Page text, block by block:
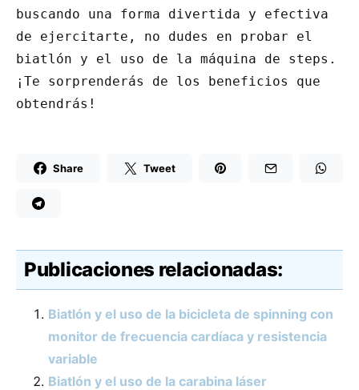
buscando una forma divertida y efectiva
de ejercitarte, no dudes en probar el
biatlón y el uso de la máquina de steps.
¡Te sorprenderás de los beneficios que
obtendrás!
Share Tweet
Publicaciones relacionadas:
Biatlón y el uso de la bicicleta de spinning con
monitor de frecuencia cardíaca y resistencia
variable
Biatlón y el uso de la carabina láser